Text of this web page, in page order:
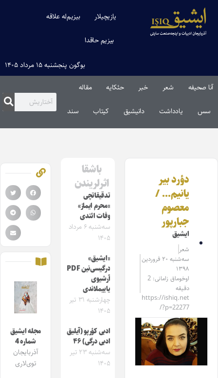
یازیچیلار بیزیم‌له علاقه
بیزیم حاقدا
بوگون پنجشنبه ۱۵ مرداد ۱۴۰۵
آنا صحیفه شعر خبر حئکایه مقاله‌
سس یادداشت دانیشیق کیتاب سند
دؤرد بیر
یانیم… /
معصوم
جبارپور
ایشیق
شعر
سه‌شنبه ۲۰ فروردین
۱۳۹۸
اوخوماق زامانی: 2
دقیقه
https://ishiq.net
/?p=22277
باشقا
اثرلریندن
تدقیقاتچی
«محرم ایماز»
وفات ائتدی
سه‌شنبه ۶ مرداد
۱۴۰۵
«ایشیق»
درگیسی‌نین PDF
آرشیوی
یاییملاندی
چهارشنبه ۳۱ تیر
۱۴۰۵
ادبی کؤرپو (آیلیق
ادبی درگی) ۴۶
سه‌شنبه ۲۳ تیر
۱۴۰۵
مجله ایشیق
شماره 4
آذربایجان
توی‌لاری